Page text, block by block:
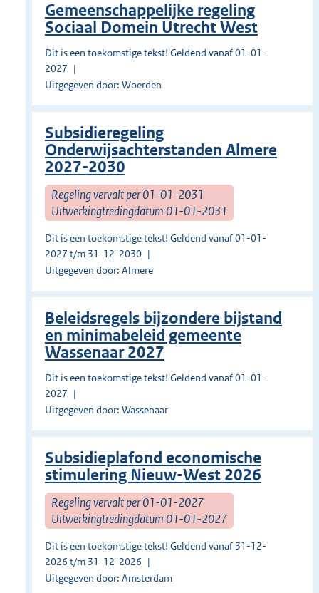
Gemeenschappelijke regeling
Sociaal Domein Utrecht West
Dit is een toekomstige tekst! Geldend vanaf 01-01-
2027
Uitgegeven door: Woerden
Subsidieregeling
Onderwijsachterstanden Almere
2027-2030
Regeling vervalt per 01-01-2031
Uitwerkingtredingdatum 01-01-2031
Dit is een toekomstige tekst! Geldend vanaf 01-01-
2027 t/m 31-12-2030
Uitgegeven door: Almere
Beleidsregels bijzondere bijstand
en minimabeleid gemeente
Wassenaar 2027
Dit is een toekomstige tekst! Geldend vanaf 01-01-
2027
Uitgegeven door: Wassenaar
Subsidieplafond economische
stimulering Nieuw-West 2026
Regeling vervalt per 01-01-2027
Uitwerkingtredingdatum 01-01-2027
Dit is een toekomstige tekst! Geldend vanaf 31-12-
2026 t/m 31-12-2026
Uitgegeven door: Amsterdam